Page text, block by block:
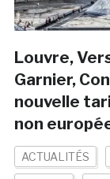
Louvre,
Garnier,
nouvelle
non
ACTUALITÉS